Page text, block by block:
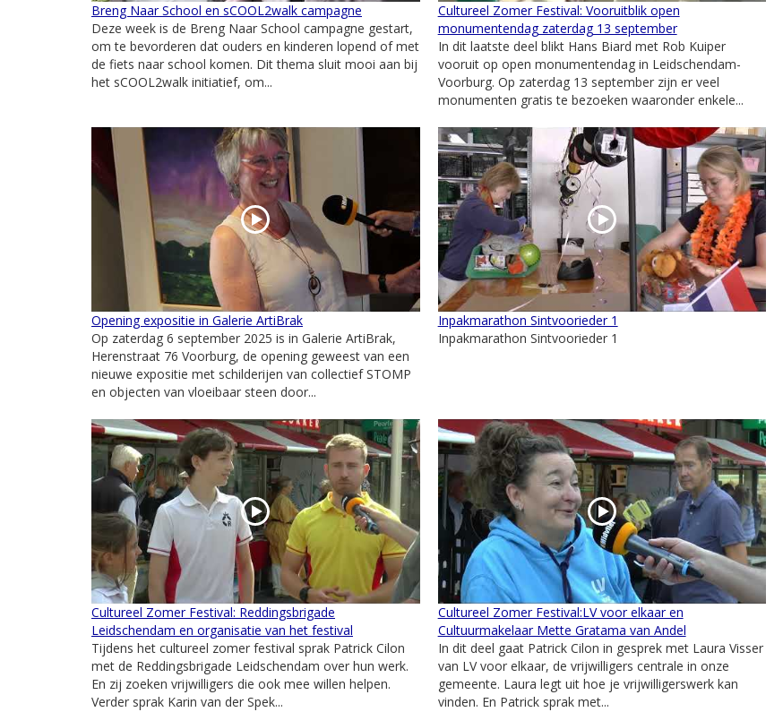
Breng Naar School en sCOOL2walk campagne
Deze week is de Breng Naar School campagne gestart,
om te bevorderen dat ouders en kinderen lopend of met
de fiets naar school komen. Dit thema sluit mooi aan bij
het sCOOL2walk initiatief, om...
Cultureel Zomer Festival: Vooruitblik open
monumentendag zaterdag 13 september
In dit laatste deel blikt Hans Biard met Rob Kuiper
vooruit op open monumentendag in Leidschendam-
Voorburg. Op zaterdag 13 september zijn er veel
monumenten gratis te bezoeken waaronder enkele...
Opening expositie in Galerie ArtiBrak
Op zaterdag 6 september 2025 is in Galerie ArtiBrak,
Herenstraat 76 Voorburg, de opening geweest van een
nieuwe expositie met schilderijen van collectief STOMP
en objecten van vloeibaar steen door...
Inpakmarathon Sintvoorieder 1
Inpakmarathon Sintvoorieder 1
Cultureel Zomer Festival: Reddingsbrigade
Leidschendam en organisatie van het festival
Tijdens het cultureel zomer festival sprak Patrick Cilon
met de Reddingsbrigade Leidschendam over hun werk.
En zij zoeken vrijwilligers die ook mee willen helpen.
Verder sprak Karin van der Spek...
Cultureel Zomer Festival:LV voor elkaar en
Cultuurmakelaar Mette Gratama van Andel
In dit deel gaat Patrick Cilon in gesprek met Laura Visser
van LV voor elkaar, de vrijwilligers centrale in onze
gemeente. Laura legt uit hoe je vrijwilligerswerk kan
vinden. En Patrick sprak met...